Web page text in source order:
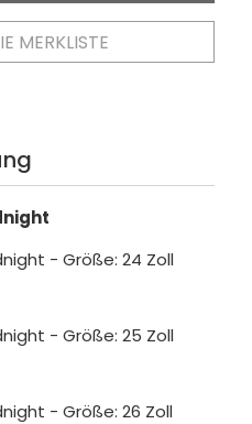
MERKLISTE
- Größe: 24 Zoll
- Größe: 25 Zoll
- Größe: 26 Zoll